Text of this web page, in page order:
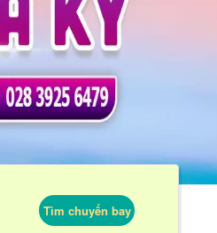
Tìm chuyến bay